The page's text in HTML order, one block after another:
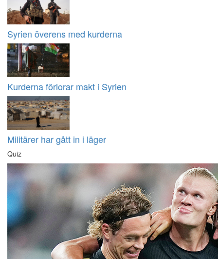
Syrien överens med kurderna
Kurderna förlorar makt i Syrien
Militärer har gått in i läger
Quiz